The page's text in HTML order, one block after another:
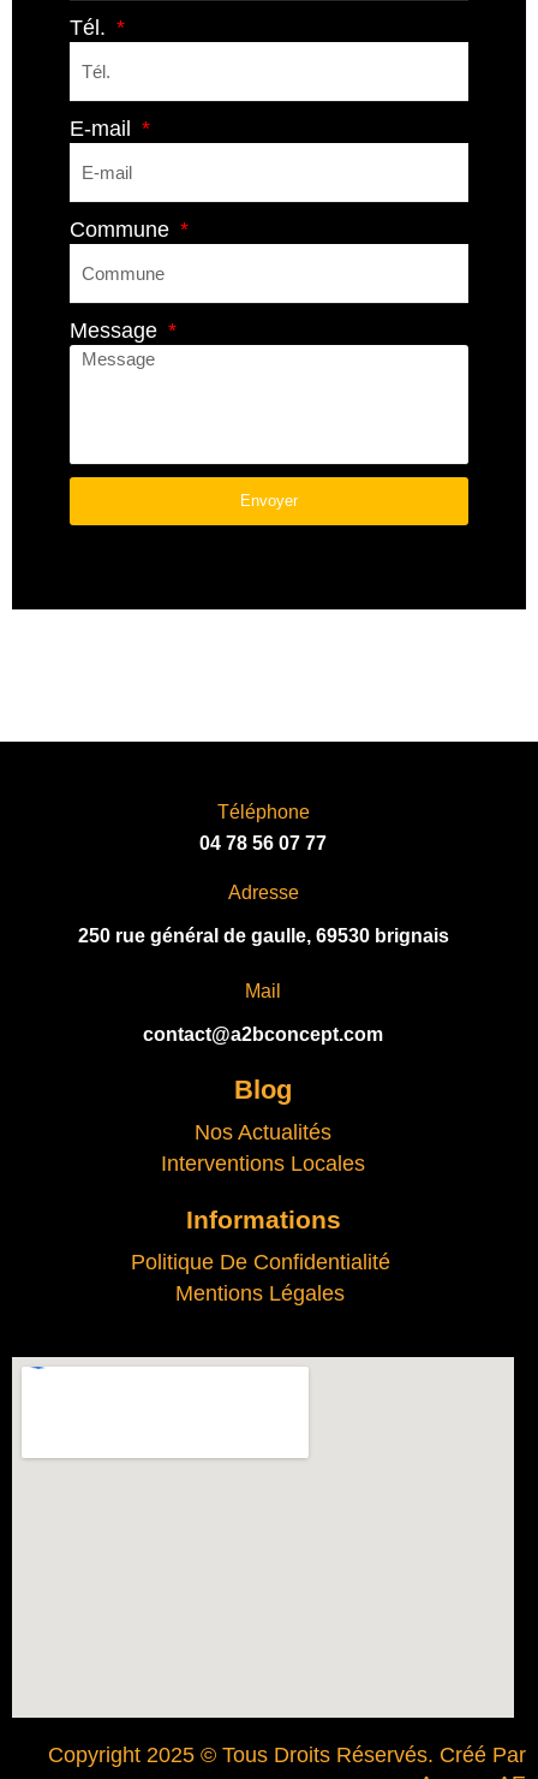
Tél.
E-mail
Commune
Message
Envoyer
T
Téléphone
04 78 56 07 77
Adresse
250 rue général de gaulle, 69530 brignais
Mail
contact@a2bconcept.com
Blog
Nos Actualités
Interventions Locales
Informations
Politique De Confidentialité
Mentions Légales
Copyright 2025 © Tous Droits Réservés. Créé Par